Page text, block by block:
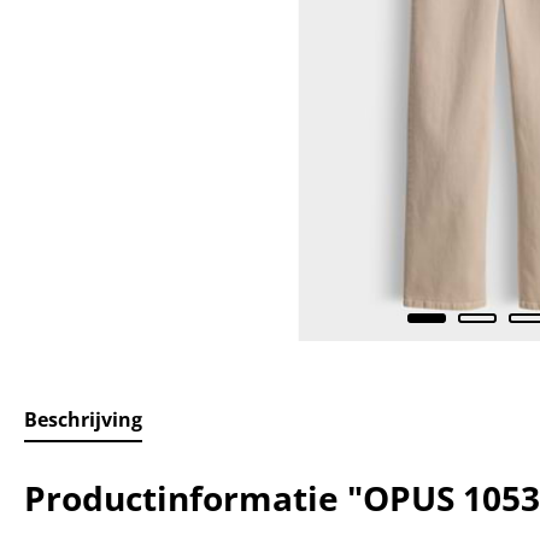
Beschrijving
Productinformatie "OPUS